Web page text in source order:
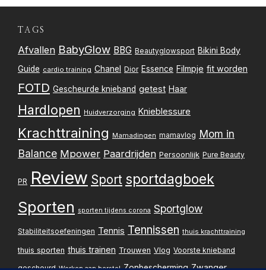
TAGS
Afvallen BabyGlow BBG Beautyglowsport Bikini Body
Guide cardio training Chanel Dior Essence Filmpje fit worden
FOTD Gescheurde knieband getest Haar
Hardlopen Huidverzorging Knieblessure
Krachttraining Mamadingen mamavlog Mom in
Balance Mpower Paardrijden Persoonlijk Pure Beauty
PR Review Sport sportdagboek
Sporten sporten tijdens corona Sportglow
Stabiliteitsoefeningen Tennis Tennissen thuis krachttraining
thuis sporten thuis trainen Trouwen Vlog Voorste knieband
gescheurd
Zonbescherming Zwanger